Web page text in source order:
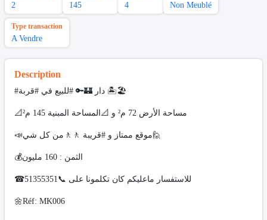
2 145 4 Non Meublé
Type transaction
A Vendre
Description
#دار 🏰🔑 #للبيع في #قربة 🏝🏖
📐مساحة الأرض 72 م² و 📐المساحة المبنية 145 م²
📣موقع ممتاز و #قريبة 🚶🚶من كل شي🙋
☎للاستفسار ماعليكم كان تكلمونا على 📞51355351
🌼Réf: MK006